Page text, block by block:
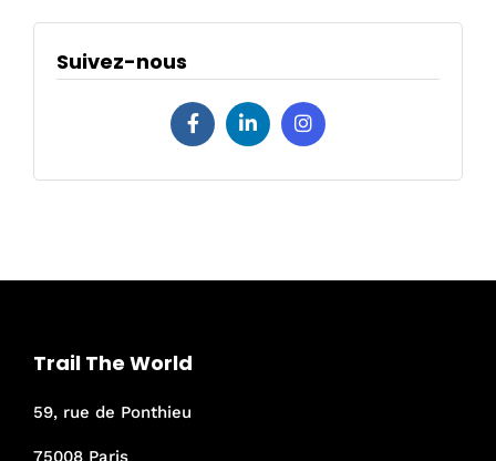
Suivez-nous
Trail The World
59, rue de Ponthieu
75008 Paris